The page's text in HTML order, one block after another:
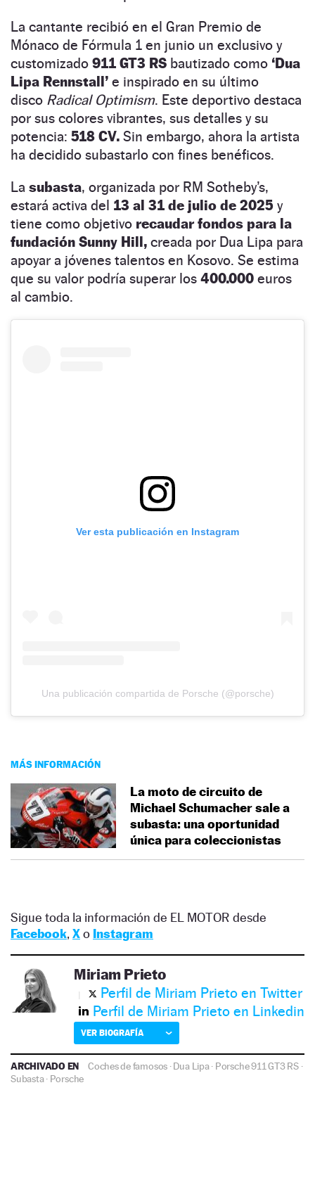
La cantante recibió en el Gran Premio de
Mónaco de Fórmula 1 en junio un exclusivo y
customizado 911 GT3 RS bautizado como ‘Dua
Lipa Rennstall’ e inspirado en su último
disco Radical Optimism. Este deportivo destaca
por sus colores vibrantes, sus detalles y su
potencia: 518 CV. Sin embargo, ahora la artista
ha decidido subastarlo con fines benéficos.
La subasta, organizada por RM Sotheby’s,
estará activa del 13 al 31 de julio de 2025 y
tiene como objetivo recaudar fondos para la
fundación Sunny Hill, creada por Dua Lipa para
apoyar a jóvenes talentos en Kosovo. Se estima
que su valor podría superar los 400.000 euros
al cambio.
Ver esta publicación en Instagram
Una publicación compartida de Porsche (@porsche)
MÁS INFORMACIÓN
La moto de circuito de
Michael Schumacher sale a
subasta: una oportunidad
única para coleccionistas
Sigue toda la información de EL MOTOR desde
Facebook, Xo Instagram
Miriam Prieto
Perfil de Miriam Prieto en Twitter
Perfil de Miriam Prieto en Linkedin
VER BIOGRAFÍA
ARCHIVADO EN Coches de famosos ·Dua Lipa· Porsche 911 GT3 RS·
Subasta· Porsche